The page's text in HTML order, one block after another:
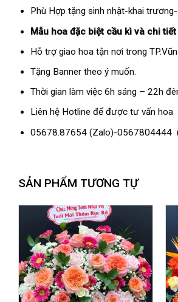
Phù Hợp tặng sinh nhật-khai trương-
Mẫu hoa đặc biệt cầu kì và chi
Hỗ trợ giao hoa tận nơi trong
Tặng Banner theo ý muốn.
Thời gian làm việc 6h sáng – 22h
Liên hệ Hotline để được tư vấn hoa
05678.87654(Zalo)-0567804444
SẢN PHẨM TƯƠNG TỰ